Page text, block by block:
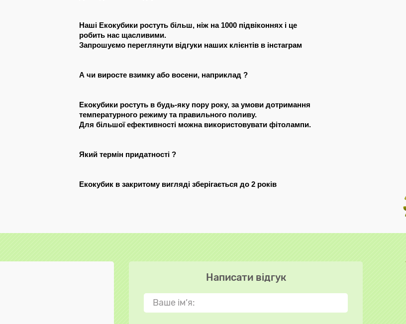
Наші Екокубики ростуть більш, ніж на 1000 підвіконнях і це
робить нас щасливими.
Запрошуємо переглянути відгуки наших клієнтів в інстаграм
А чи виросте взимку або восени, наприклад ?
Екокубики ростуть в будь-яку пору року, за умови дотримання
температурного режиму та правильного поливу.
Для більшої ефективності можна використовувати фітолампи.
Який термін придатності ?
Екокубик в закритому вигляді зберігається до 2 років
Написати відгук